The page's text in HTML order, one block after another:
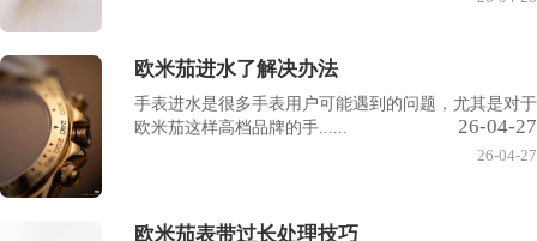
欧米茄进水了解决办法
手表进水是很多手表用户可能遇到的问题，尤其是对于
欧米茄这样高档品牌的手......
26-04-27
26-04-27
欧米茄表带过长处理技巧